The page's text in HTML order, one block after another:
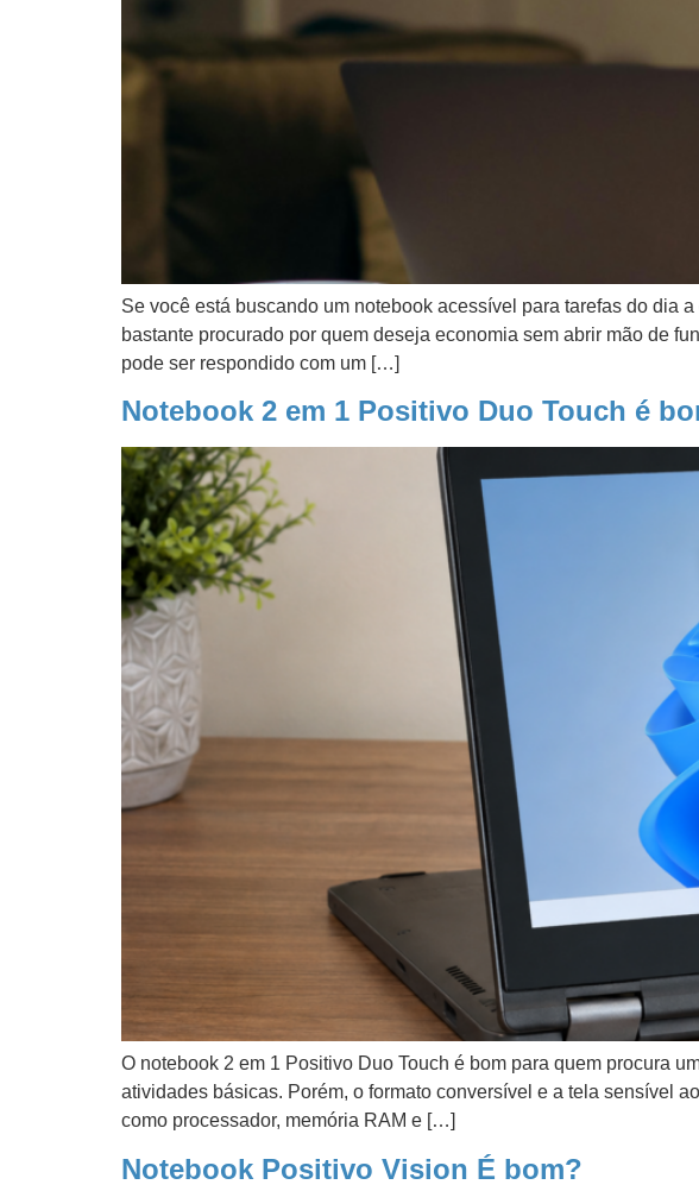
Se você está buscando um notebook acessível para tarefas do dia
bastante procurado por quem deseja economia sem abrir mão de
pode ser respondido com um […]
Notebook 2 em 1 Positivo Duo Touch é
O notebook 2 em 1 Positivo Duo Touch é bom para quem procura
atividades básicas. Porém, o formato conversível e a tela sensível
como processador, memória RAM e […]
Notebook Positivo Vision É bom?